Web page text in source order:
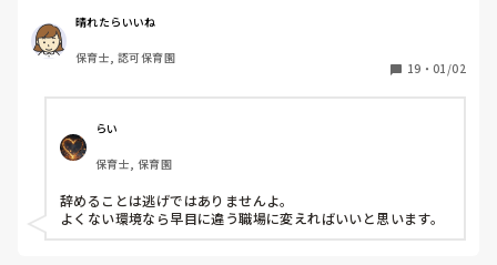
自分に自信がなくなり、萎縮してしまいます。
家にいてもその正規職員のことばかり考えて憂鬱になりま
す。今年度、精神的にもつか心配です。
とりあえず、他の職員達もこの人の性格の悪さはいろいろ知
っているので相談は出来る状況ではあります。
でもその正規職員がみんなに「何にもしてくれない先生」と
言っているかと思うとなんとも働きにくいです。
私が時短勤務、週４勤務というのも嫌みたいです。
周りの職員は、勤続10年以上から何十年という先生がほとん
どです。
保護者子どもの愚痴悪口が多く、
今で言う不適切保育も
仕方ないよね
もう何も言わずに
子どもの言いなりになればいいんだね
などいう意見で…
上の先生に相談することは難しそうです。
晴れたらいいね
保育士, 認可保育園
19 ・ 01/02
らい
保育士, 保育園
辞めることは逃げではありませんよ。
よくない環境なら早目に違う職場に変えればいいと思います。